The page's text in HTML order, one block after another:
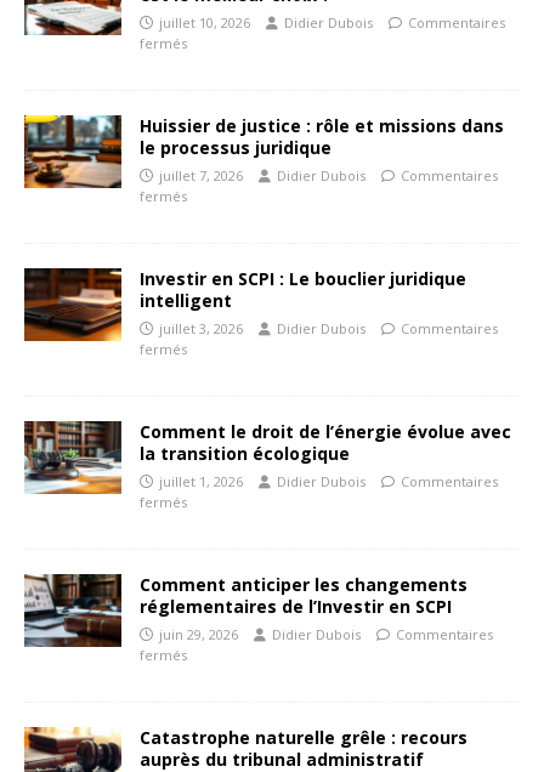
juillet 10, 2026 Didier Dubois
Commentaires
fermés
Huissier de justice : rôle et missions dans
le processus juridique
juillet 7, 2026 Didier Dubois
Commentaires
fermés
Investir en SCPI : Le bouclier juridique
intelligent
juillet 3, 2026 Didier Dubois
Commentaires
fermés
Comment le droit de l’énergie évolue avec
la transition écologique
juillet 1, 2026 Didier Dubois
Commentaires
fermés
Comment anticiper les changements
réglementaires de l’Investir en SCPI
juin 29, 2026 Didier Dubois
Commentaires
fermés
Catastrophe naturelle grêle : recours
auprès du tribunal administratif